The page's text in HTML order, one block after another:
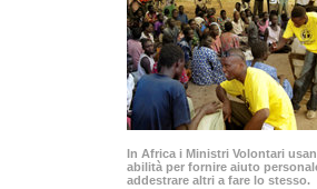
In Africa i Ministri Volontari
abilità per fornire aiuto
addestrare altri a fare lo stesso.